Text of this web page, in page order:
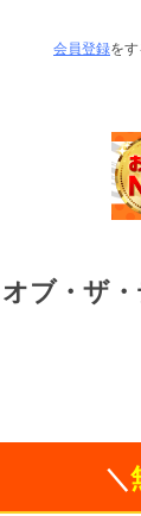
会員登録を
オブ・ザ
＼